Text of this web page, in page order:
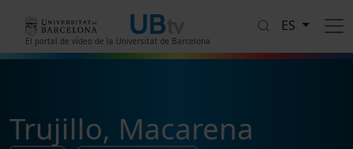
El portal de vídeo de la Universitat de Barcelona
ES
Trujillo, Macarena